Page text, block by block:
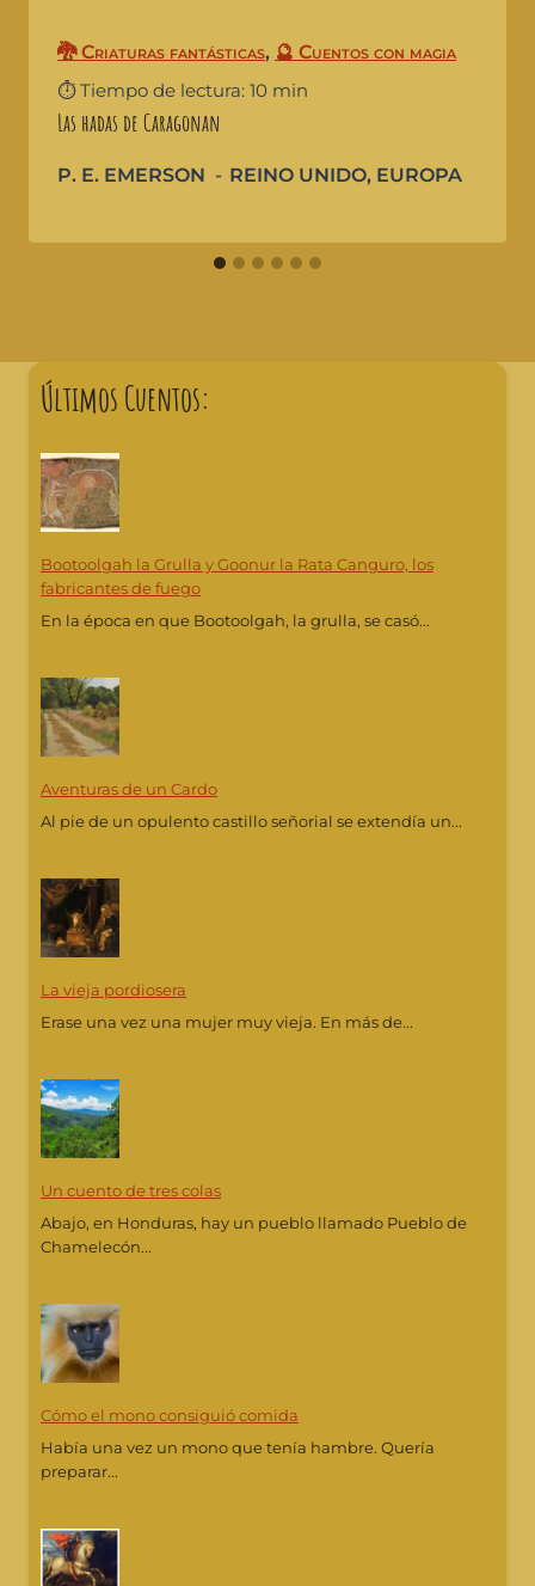
🐉 Criaturas fantásticas, 🔮 Cuentos con magia
⏱️ Tiempo de lectura: 10 min
Las hadas de Caragonan
P. E. EMERSON REINO UNIDO, EUROPA
Últimos Cuentos:
Bootoolgah la Grulla y Goonur la Rata Canguro, los
fabricantes de fuego
En la época en que Bootoolgah, la grulla, se casó...
Aventuras de un Cardo
Al pie de un opulento castillo señorial se extendía un...
La vieja pordiosera
Erase una vez una mujer muy vieja. En más de...
Un cuento de tres colas
Abajo, en Honduras, hay un pueblo llamado Pueblo de
Chamelecón...
Cómo el mono consiguió comida
Había una vez un mono que tenía hambre. Quería
preparar...